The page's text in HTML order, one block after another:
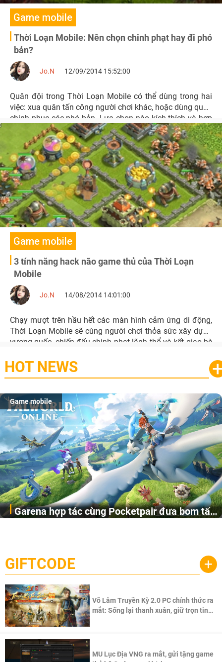
Game mobile
Thời Loạn Mobile: Nên chọn chinh phạt hay đi phó
bản?
Jo.N 12/09/2014 15:52:00
Quân đội trong Thời Loạn Mobile có thể dùng trong hai
việc: xua quân tấn công người chơi khác, hoặc dùng quân
chinh phục các phó bản. Lựa chọn nào kích thích và hợp
Game mobile
3 tính năng hack não game thủ của Thời Loạn
Mobile
Jo.N 14/08/2014 14:01:00
Chạy mượt trên hầu hết các màn hình cảm ứng di động,
Thời Loạn Mobile sẽ cùng người chơi thỏa sức xây dựng
vương quốc, chiến đấu chinh phạt lãnh thổ và kết giao bè
HOT NEWS
Game mobile
Garena hợp tác cùng Pocketpair đưa bom tấn
cầu, theo giấy phép chính thức từ công ty game Nhật Bản
Pocketpair, Inc.
GIFTCODE +
Võ Lâm Truyền Kỳ 2.0 PC chính thức ra
mắt: Sống lại thanh xuân, giữ trọn tinh
MU Lục Địa VNG ra mắt, gửi tặng game